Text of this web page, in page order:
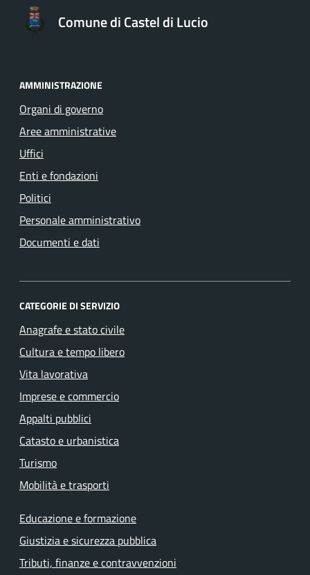
Comune di Castel di Lucio
AMMINISTRAZIONE
Organi di governo
Aree amministrative
Uffici
Enti e fondazioni
Politici
Personale amministrativo
Documenti e dati
CATEGORIE DI SERVIZIO
Anagrafe e stato civile
Cultura e tempo libero
Vita lavorativa
Imprese e commercio
Appalti pubblici
Catasto e urbanistica
Turismo
Mobilità e trasporti
Educazione e formazione
Giustizia e sicurezza pubblica
Tributi, finanze e contravvenzioni